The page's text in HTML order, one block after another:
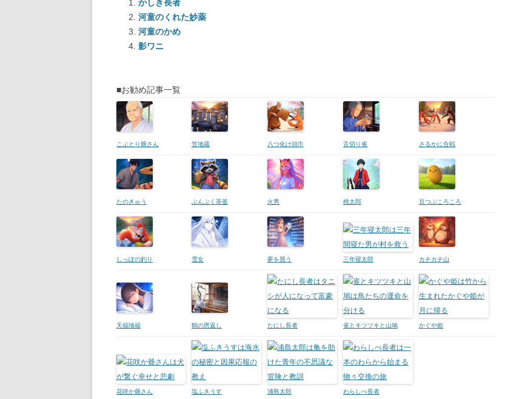
かしき長者
河童のくれた妙薬
河童のかめ
影ワニ
■お勧め記事一覧
こぶとり爺さん 笠地蔵 八つ化け頭巾 舌切り雀 さるかに合戦
たのきゅう ぶんぶく茶釜 火男 桃太郎 豆つぶころころ
しっぽの釣り 雪女 夢を買う 三年寝太郎 カチカチ山
天福地福 鶴の恩返し たにし長者 雀とキツツキと山鳩 かぐや姫
花咲か爺さん 塩ふきうす 浦島太郎 わらしべ長者